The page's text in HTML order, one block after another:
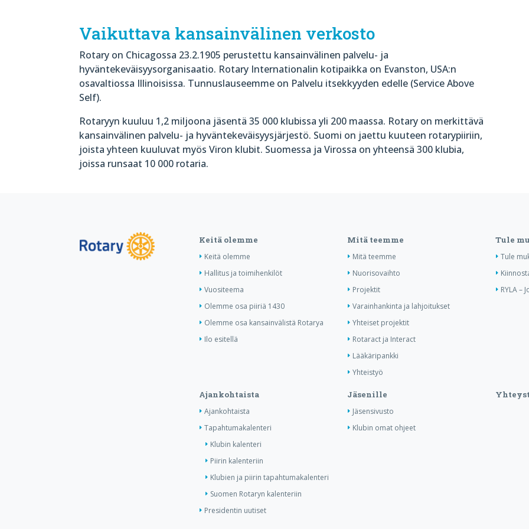
Vaikuttava kansainvälinen verkosto
Rotary on Chicagossa 23.2.1905 perustettu kansainvälinen palvelu- ja
hyväntekeväisyysorganisaatio. Rotary Internationalin kotipaikka on Evanston, USA:n
osavaltiossa Illinoisissa. Tunnuslauseemme on Palvelu itsekkyyden edelle (Service Above
Self).
Rotaryyn kuuluu 1,2 miljoona jäsentä 35 000 klubissa yli 200 maassa. Rotary on merkittävä
kansainvälinen palvelu- ja hyväntekeväisyysjärjestö. Suomi on jaettu kuuteen rotarypiiriin,
joista yhteen kuuluvat myös Viron klubit. Suomessa ja Virossa on yhteensä 300 klubia,
joissa runsaat 10 000 rotaria.
Keitä olemme
Keitä olemme
Hallitus ja toimihenkilöt
Vuositeema
Olemme osa piiriä 1430
Olemme osa kansainvälistä Rotarya
Ilo esitellä
Mitä teemme
Mitä teemme
Nuorisovaihto
Projektit
Varainhankinta ja lahjoitukset
Yhteiset projektit
Rotaract ja Interact
Lääkäripankki
Yhteistyö
Tule
Tule
RYLA –
Ajankohtaista
Ajankohtaista
Tapahtumakalenteri
Klubin kalenteri
Piirin kalenteriin
Klubien ja piirin tapahtumakalenteri
Suomen Rotaryn kalenteriin
Presidentin uutiset
Jäsenille
Jäsensivusto
Klubin omat ohjeet